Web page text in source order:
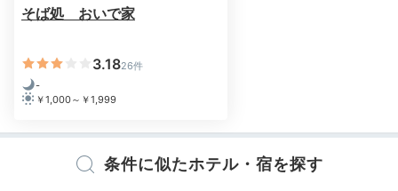
petit702さんの投稿
オリーブ牛や讃岐コーチン
など、四国ならではの季節感
そば処 おいで家
3.1826件
-
￥1,000～￥1,999
条件に似たホテル・宿を探す